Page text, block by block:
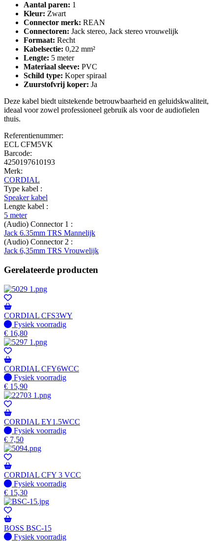
Aantal paren: 1
Kleur: Zwart
Connector merk: REAN
Connectoren: Jack stereo, Jack stereo vrouwelijk
Formaat: Recht
Kabelsectie: 0,22 mm²
Lengte: 5 meter
Materiaal sleeve: PVC
Schild type: Koper spiraal
Zuurstofvrij koper: Ja
Deze kabel biedt uitstekende betrouwbaarheid en geluidskwaliteit,
ideaal voor zowel professioneel gebruik als voor de audiofielen
thuis.
Referentienummer:
ECL CFM5VK
Barcode:
4250197610193
Merk:
CORDIAL
Type kabel :
Speaker kabel
Lengte kabel :
5 meter
(Audio) Connector 1 :
Jack 6.35mm TRS Mannelijk
(Audio) Connector 2 :
Jack 6,35mm TRS Vrouwelijk
Gerelateerde producten
CORDIAL CFS3WY
Fysiek voorradig
Fysiek voorradig
€ 16,80
CORDIAL CFY6WCC
Fysiek voorradig
Fysiek voorradig
€ 15,90
CORDIAL EY1.5WCC
Fysiek voorradig
Fysiek voorradig
€ 7,50
CORDIAL CFY 3 VCC
Fysiek voorradig
Fysiek voorradig
€ 15,30
BOSS BSC-15
Fysiek voorradig
Fysiek voorradig